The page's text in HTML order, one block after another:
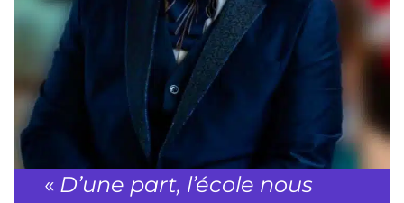
« D’une part, l’école nous